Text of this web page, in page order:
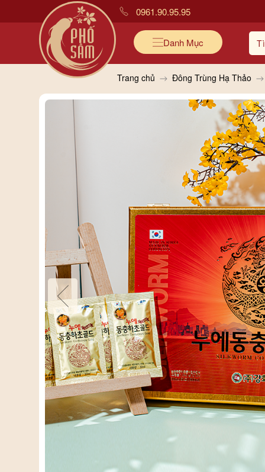
0961.90.95.95
Danh Mục
Trang chủ Đông Trùng Hạ Thảo